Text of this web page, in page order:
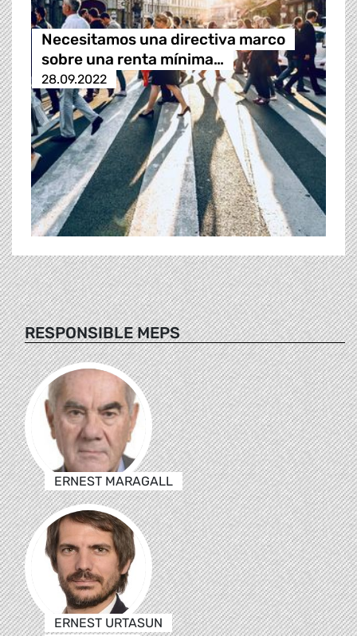
Necesitamos una directiva marco
sobre una renta mínima…
28.09.2022
RESPONSIBLE MEPS
ERNEST MARAGALL
ERNEST URTASUN